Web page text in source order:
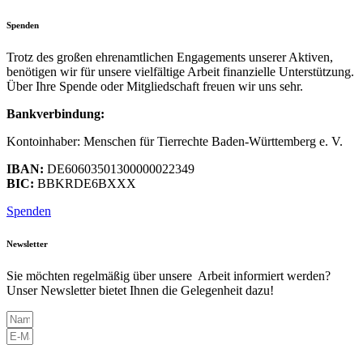
Spenden
Trotz des großen ehrenamtlichen Engagements unserer Aktiven,
benötigen wir für unsere vielfältige Arbeit finanzielle Unterstützung.
Über Ihre Spende oder Mitgliedschaft freuen wir uns sehr.
Bankverbindung:
Kontoinhaber: Menschen für Tierrechte Baden-Württemberg e. V.
IBAN: DE60603501300000022349
BIC: BBKRDE6BXXX
Spenden
Newsletter
Sie möchten regelmäßig über unsere Arbeit informiert werden?
Unser Newsletter bietet Ihnen die Gelegenheit dazu!